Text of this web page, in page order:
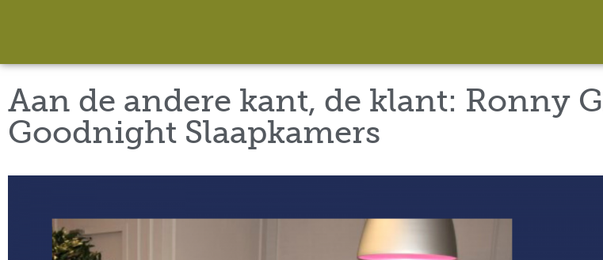
Aan de andere kant, de klant: Ronny
Goodnight Slaapkamers